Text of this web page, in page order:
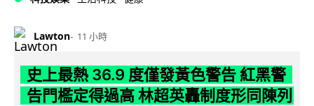
Lawton 11 小時
史上最熱 36.9 度僅發黃色警告 紅黑警
告門檻定得過高 林超英轟制度形同陳列